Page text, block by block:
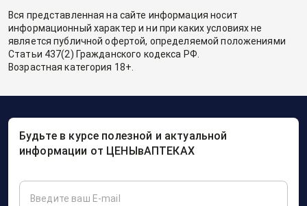
Вся представленная на сайте информация носит
информационный характер и ни при каких условиях не
является публичной офертой, определяемой положениями
Статьи 437(2) Гражданского кодекса РФ.
Возрастная категория 18+.
Будьте в курсе полезной и актуальной
информации от ЦЕНЫвАПТЕКАХ